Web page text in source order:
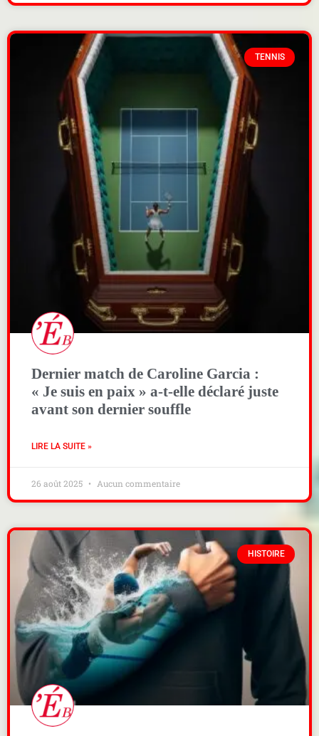
TENNIS
Dernier match de Caroline Garcia :
« Je suis en paix » a-t-elle déclaré juste
avant son dernier souffle
LIRE LA SUITE »
26 août 2025 Aucun commentaire
HISTOIRE